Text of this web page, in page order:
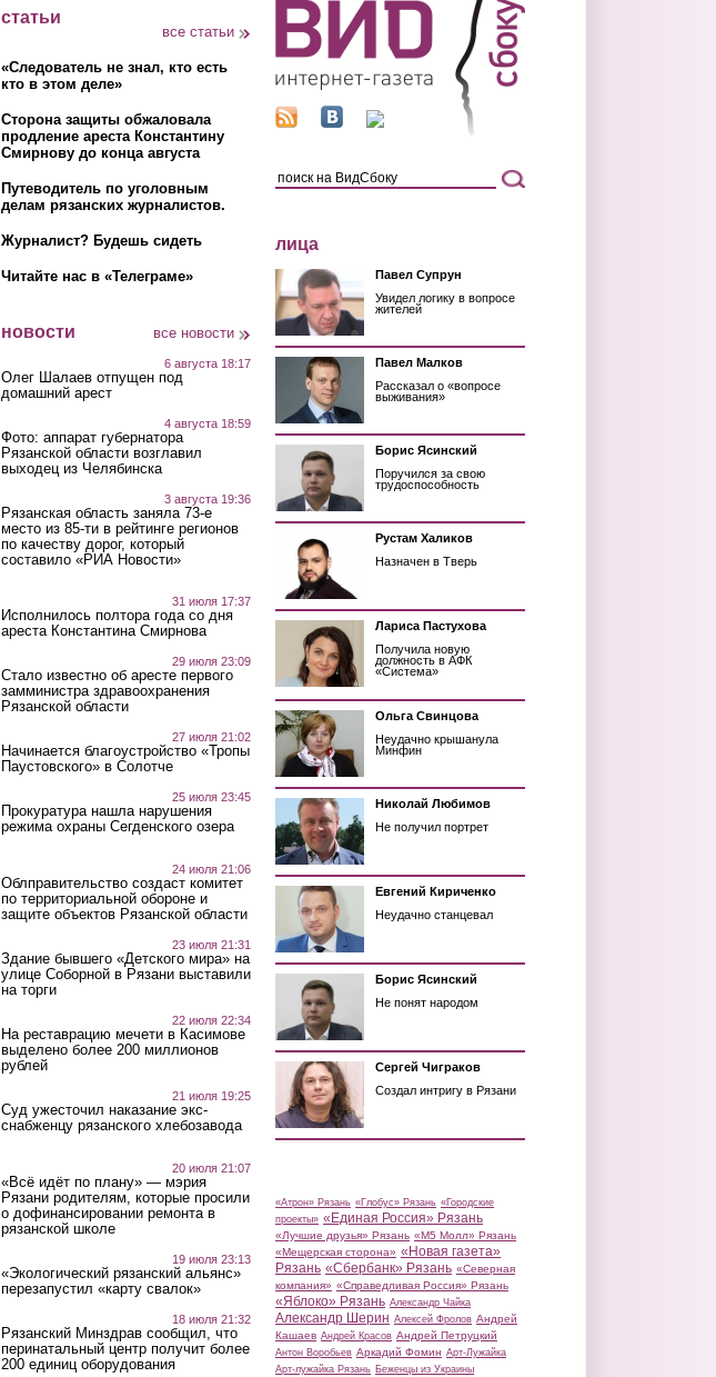
статьи
все статьи
«Следователь не знал, кто есть
кто в этом деле»
Сторона защиты обжаловала
продление ареста Константину
Смирнову до конца августа
Путеводитель по уголовным
делам рязанских журналистов.
Журналист? Будешь сидеть
Читайте нас в «Телеграме»
новости все новости
6 августа 18:17
Олег Шалаев отпущен под
домашний арест
4 августа 18:59
Фото: аппарат губернатора
Рязанской области возглавил
выходец из Челябинска
3 августа 19:36
Рязанская область заняла 73-е
место из 85-ти в рейтинге регионов
по качеству дорог, который
составило «РИА Новости»
31 июля 17:37
Исполнилось полтора года со дня
ареста Константина Смирнова
29 июля 23:09
Стало известно об аресте первого
замминистра здравоохранения
Рязанской области
27 июля 21:02
Начинается благоустройство «Тропы
Паустовского» в Солотче
25 июля 23:45
Прокуратура нашла нарушения
режима охраны Сегденского озера
24 июля 21:06
Облправительство создаст комитет
по территориальной обороне и
защите объектов Рязанской области
23 июля 21:31
Здание бывшего «Детского мира» на
улице Соборной в Рязани выставили
на торги
22 июля 22:34
На реставрацию мечети в Касимове
выделено более 200 миллионов
рублей
21 июля 19:25
Суд ужесточил наказание экс-
снабженцу рязанского хлебозавода
20 июля 21:07
«Всё идёт по плану» — мэрия
Рязани родителям, которые просили
о дофинансировании ремонта в
рязанской школе
19 июля 23:13
«Экологический рязанский альянс»
перезапустил «карту свалок»
18 июля 21:32
Рязанский Минздрав сообщил, что
перинатальный центр получит более
200 единиц оборудования
лица
Павел Супрун
Увидел логику в вопросе
жителей
Павел Малков
Рассказал о «вопросе
выживания»
Борис Ясинский
Поручился за свою
трудоспособность
Рустам Халиков
Назначен в Тверь
Лариса Пастухова
Получила новую
должность в АФК
«Система»
Ольга Свинцова
Неудачно крышанула
Минфин
Николай Любимов
Не получил портрет
Евгений Кириченко
Неудачно станцевал
Борис Ясинский
Не понят народом
Сергей Чиграков
Создал интригу в Рязани
«Атрон» Рязань «Глобус» Рязань «Городские
проекты» «Единая Россия» Рязань
«Лучшие друзья» Рязань «М5 Молл» Рязань
«Мещерская сторона» «Новая газета»
Рязань «Сбербанк» Рязань «Северная
компания» «Справедливая Россия» Рязань
«Яблоко» Рязань Александр Чайка
Александр Шерин Алексей Фролов Андрей
Кашаев Андрей Красов Андрей Петруцкий
Антон Воробьев Аркадий Фомин Арт-Лужайка
Арт-лужайка Рязань Беженцы из Украины